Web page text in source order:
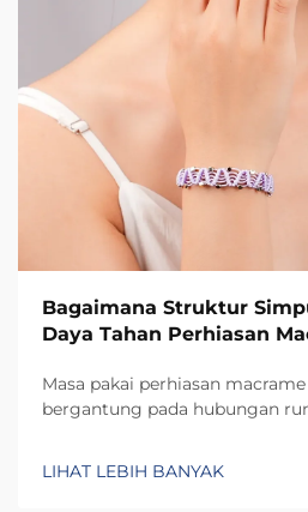
Bagaimana Struktur
Daya Tahan Perhiasan
Masa pakai perhiasan
bergantung pada hubungan
menentukan seberapa baik
LIHAT LEBIH BANYAK